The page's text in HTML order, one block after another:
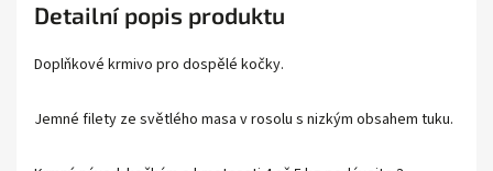
Detailní popis produktu
Doplňkové krmivo pro dospělé kočky.
Jemné filety ze světlého masa v rosolu s nizkým obsahem tuku.